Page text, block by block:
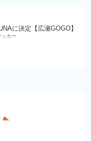
に決定【広瀬GOGO】
ッカー